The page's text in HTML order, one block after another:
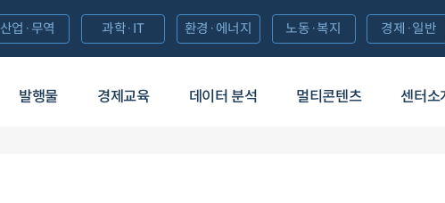
발행물 경제교육 데이터 분석 멀티콘텐츠 센터소
산업·무역 과학·IT 환경·에너지 노동·복지 경제·일반